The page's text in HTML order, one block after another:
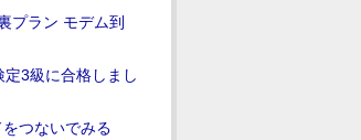
プラン モデム到
3級に合格しまし
つないでみる